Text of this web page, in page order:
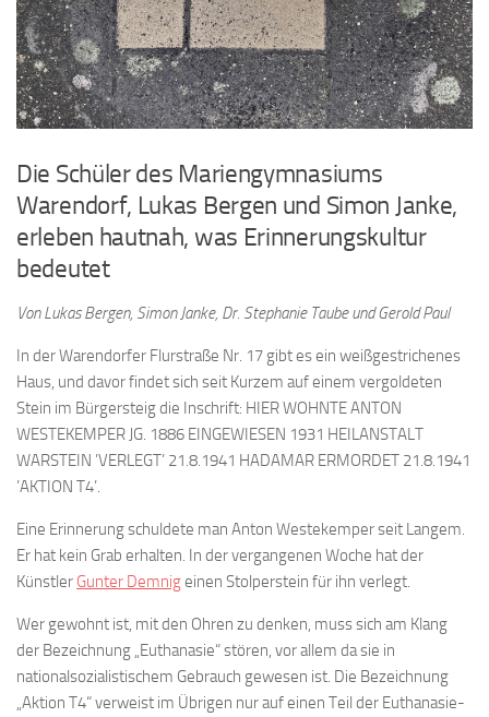
Die Schüler des Mariengymnasiums
Warendorf, Lukas Bergen und Simon Janke,
erleben hautnah, was Erinnerungskultur
bedeutet
Von Lukas Bergen, Simon Janke, Dr. Stephanie Taube und Gerold Paul
In der Warendorfer Flurstraße Nr. 17 gibt es ein weißgestrichenes
Haus, und davor findet sich seit Kurzem auf einem vergoldeten
Stein im Bürgersteig die Inschrift: HIER WOHNTE ANTON
WESTEKEMPER JG. 1886 EINGEWIESEN 1931 HEILANSTALT
WARSTEIN ’VERLEGT’ 21.8.1941 HADAMAR ERMORDET 21.8.1941
’AKTION T4’.
Eine Erinnerung schuldete man Anton Westekemper seit Langem.
Er hat kein Grab erhalten. In der vergangenen Woche hat der
Künstler Gunter Demnigeinen Stolperstein für ihn verlegt.
Wer gewohnt ist, mit den Ohren zu denken, muss sich am Klang
der Bezeichnung „Euthanasie“ stören, vor allem da sie in
nationalsozialistischem Gebrauch gewesen ist. Die Bezeichnung
„Aktion T4“ verweist im Übrigen nur auf einen Teil der Euthanasie-